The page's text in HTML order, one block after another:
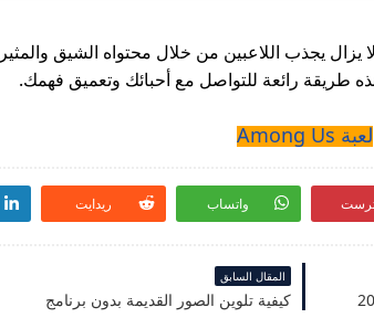
يزال يجذب اللاعبين من خلال محتواه الشيق والمثير
طريقة رائعة للتواصل مع أحبائك وتعميق فهمك.
لعبة Among Us
واتساب ريدايت
المقال السابق
كيفية تلوين الصور القديمة بدون برنامج